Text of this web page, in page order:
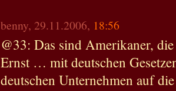
benny, 29.11.2006, 18:56
@33: Das sind Amerikaner,
Ernst … mit deutschen
deutschen Unternehmen auf